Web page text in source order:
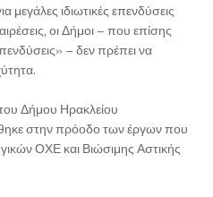
ιδιωτικές επενδύσεις
οι Δήμοι – που επίσης
– δεν πρέπει να
Δήμου Ηρακλείου
στην πρόοδο των έργων που
ΟΧΕ και Βιώσιμης Αστικής